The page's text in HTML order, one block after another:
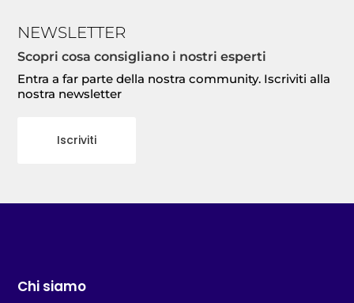
NEWSLETTER
Scopri cosa consigliano i nostri esperti
Entra a far parte della nostra community. Iscriviti alla
nostra newsletter
Iscriviti
Chi siamo